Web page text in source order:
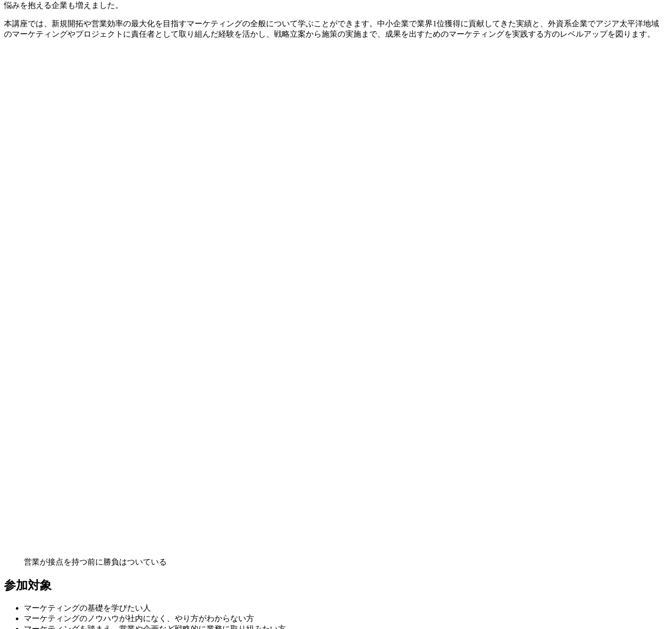
悩みを抱える企業も増えました。
本講座では、新規開拓や営業効率の最大化を目指すマーケティングの全般について学ぶことができます。中小企業で業界1位獲得に貢献してきた実績と、外資系企業でアジア太平洋地域
のマーケティングやプロジェクトに責任者として取り組んだ経験を活かし、戦略立案から施策の実施まで、成果を出すためのマーケティングを実践する方のレベルアップを図ります。
営業が接点を持つ前に勝負はついている
参加対象
マーケティングの基礎を学びたい人
マーケティングのノウハウが社内になく、やり方がわからない方